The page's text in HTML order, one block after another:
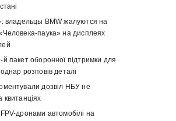
владельцы BMW жалуются на
паука» на дисплеях
пакет оборонної підтримки для
розповів деталі
дозвіл НБУ не
квитанціях
дронами автомобілі на